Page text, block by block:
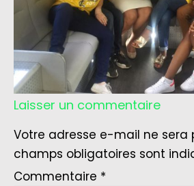
Laisser un commentaire
Votre adresse e-mail ne sera
champs obligatoires sont
Commentaire *